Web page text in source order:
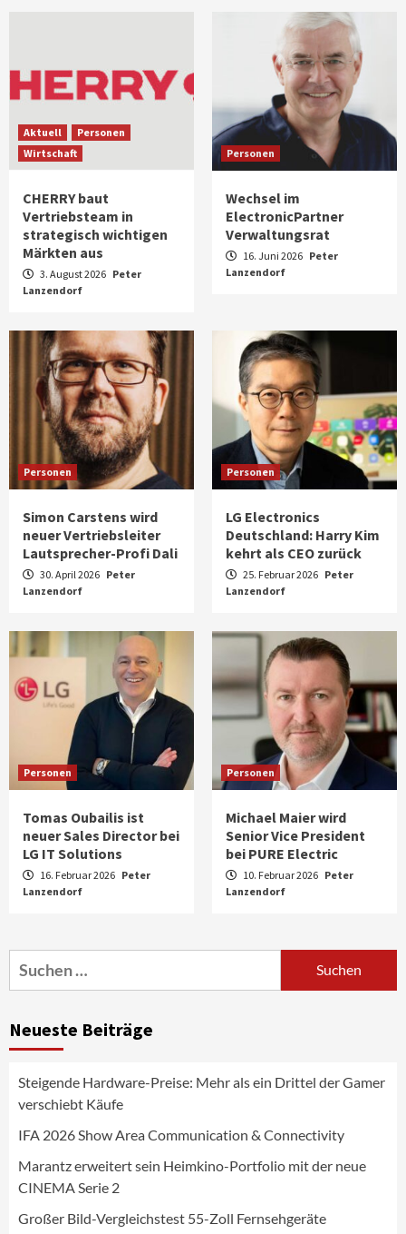
Aktuell
Personen
Wirtschaft
CHERRY baut
Vertriebsteam in
strategisch wichtigen
Märkten aus
3. August 2026 Peter
Lanzendorf
Personen
Wechsel im
ElectronicPartner
Verwaltungsrat
16. Juni 2026 Peter
Lanzendorf
Personen
Simon Carstens wird
neuer Vertriebsleiter
Lautsprecher-Profi Dali
30. April 2026 Peter
Lanzendorf
Personen
LG Electronics
Deutschland: Harry Kim
kehrt als CEO zurück
25. Februar 2026 Peter
Lanzendorf
Personen
Tomas Oubailis ist
neuer Sales Director bei
LG IT Solutions
16. Februar 2026 Peter
Lanzendorf
Personen
Michael Maier wird
Senior Vice President
bei PURE Electric
10. Februar 2026 Peter
Lanzendorf
Suchen
nach:
Neueste Beiträge
Steigende Hardware-Preise: Mehr als ein Drittel der Gamer
verschiebt Käufe
IFA 2026 Show Area Communication & Connectivity
Marantz erweitert sein Heimkino-Portfolio mit der neue
CINEMA Serie 2
Großer Bild-Vergleichstest 55-Zoll Fernsehgeräte
4
News aus dem Internet
Fernsehgeräte
5
NIQ kehrt zur IFA 2026 zurück und prägt
die Branchendebatte
Aktuell
CHERRY baut Vertriebsteam in